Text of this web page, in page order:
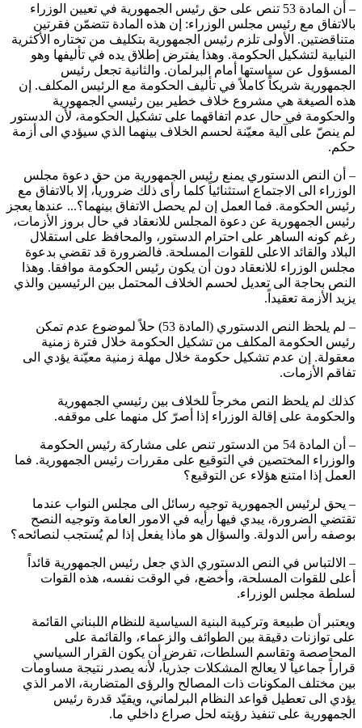
– أن المادة 53 تنص على حق رئيس الجمهورية في تعيين الوزراء
بالاتفاق مع رئيس مجلس الوزراء: إن هذه المادة تتضمّن فقرتين
متناقضتين. الأولى تلزم رئيس الجمهورية بتكليف من تختاره الأكثرية
النيابية لتشكيل الحكومة. وهذا يفترض إطلاق يده في تأليفها وهو
المسؤول عن سياستها أمام البرلمان. والثانية تجعل رئيس
الجمهورية شريكاً كاملاً في تأليف الحكومة مع الرئيس المكلف. إن
هذه الصيغة هي مشروع خلاف خطير بين رئيسي الجمهورية
والحكومة في حال عدم اتفاقهما على تشكيل الحكومة، لأن الدستور
لم ينصّ على آلية معيّنة لحسم الخلاف بينهما الذي سيؤدي الى أزمة
حكم.
– أن النص الدستوري يمنع رئيس الجمهورية من حق دعوة مجلس
الوزراء الى الاجتماع استثنائياً كلما رأى ذلك ضرورياً، إلا بالاتفاق مع
رئيس الحكومة. فما العمل إن لم يحصل الاتفاق بينهما؟... عندها يعجز
رئيس الجمهورية عن دعوة المجلس للانعقاد في حال بروز الأزمات،
رغم كونه الساهر على احترام الدستور، والمحافظ على استقلال
البلاد والقائد الاعلى للقوات المسلحة. فالضرورة قد تقضي بدعوة
مجلس الوزراء للانعقاد دون أن يكون رئيس الحكومة موافقا. وهذا
النص بحاجة الى تعديل لحسم الخلاف المحتمل بين الرئيسين والذي
يزيد الأزمة تعقيداً.
– لم يلحظ النص الدستوري (المادة 53) حلاً لموضوع عدم تمكن
رئيس الحكومة المكلف من تشكيل الحكومة خلال فترة زمنية
معقولة. إن عدم تشكيل حكومة خلال مهلة زمنية معيّنة يؤدي الى
تفاقم الأزمات.
كذلك لم يلحظ النص مخرجاً للخلاف بين رئيسي الجمهورية
والحكومة على إقالة الوزراء إذا أصرّ كل منهما على موقفه.
– أن المادة 54 من الدستور تنص على مشاركة رئيس الحكومة
والوزراء المختصين في التوقيع على مقررات رئيس الجمهورية. فما
العمل إذا امتنع هؤلاء عن التوقيع؟
– يحق لرئيس الجمهورية توجيه رسائل الى مجلس النواب عندما
تقتضي الضرورة، يبدي فيها رأيه في الامور العامة وتوجيه النصح
بوصفه رأس الدولة. والسؤال هو ماذا يفعل إذا لم يُستجب لنصائحه؟
– الالتباس في النص الدستوري الذي جعل رئيس الجمهورية قائداً
أعلى للقوات المسلحة، وأخضع، في الوقت نفسه، هذه القوات
لسلطة مجلس الوزراء.
ويعتبر أن طبيعة وتركيبة البنية السياسية للنظام اللبناني القائمة
على توازنات دقيقة بين الطوائف والزعماء، والقائمة على
المحاصصة وتقاسم السلطات، تفرض أن يكون القرار السياسي
قراراً جماعياً لا يعالج المشكلات جذرياً، لأنه يصدر نتيجة مساومات
بين مختلف المكونات ذات المصالح والرؤى المتضاربة، الامر الذي
يؤدي الى تعطيل قواعد النظام البرلماني، ويقيّد قدرة رئيس
الجمهورية على تنفيذ رؤيته لحل صراع داخلي ما.